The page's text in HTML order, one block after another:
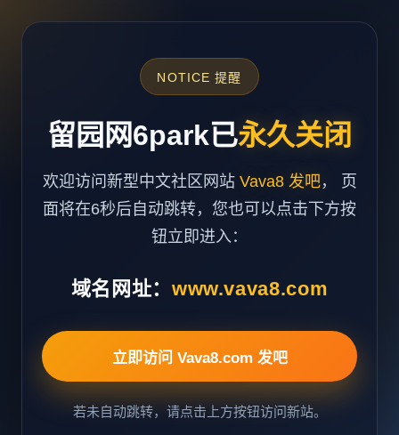
NOTICE 提醒
留园网6park已永久关闭
欢迎访问新型中文社区网站 Vava8 发吧， 页
面将在6秒后自动跳转，您也可以点击下方按
钮立即进入：
域名网址： www.vava8.com
立即访问 Vava8.com 发吧
若未自动跳转，请点击上方按钮访问新站。